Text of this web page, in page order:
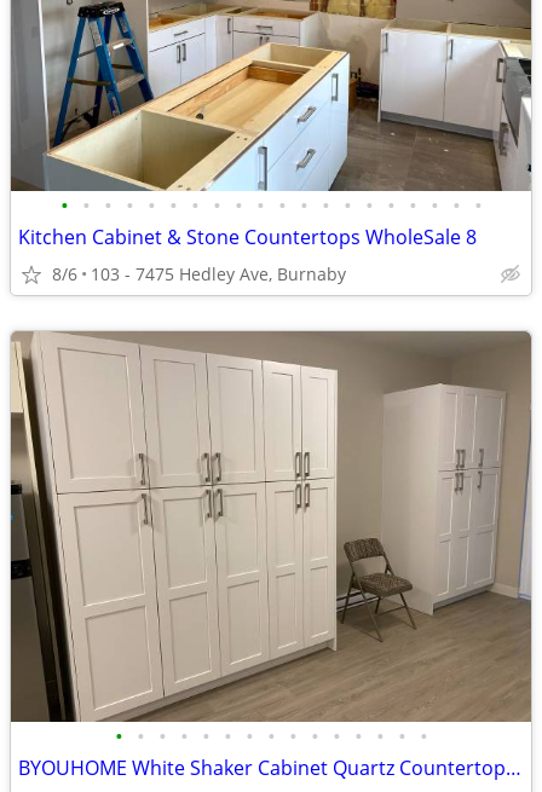
• • • • • • • • • • • • • • • • • • • •
Kitchen Cabinet & Stone Countertops WholeSale 8
8/6 103 - 7475 Hedley Ave, Burnaby
• • • • • • • • • • • • • • •
BYOUHOME White Shaker Cabinet Quartz Countertop 1A